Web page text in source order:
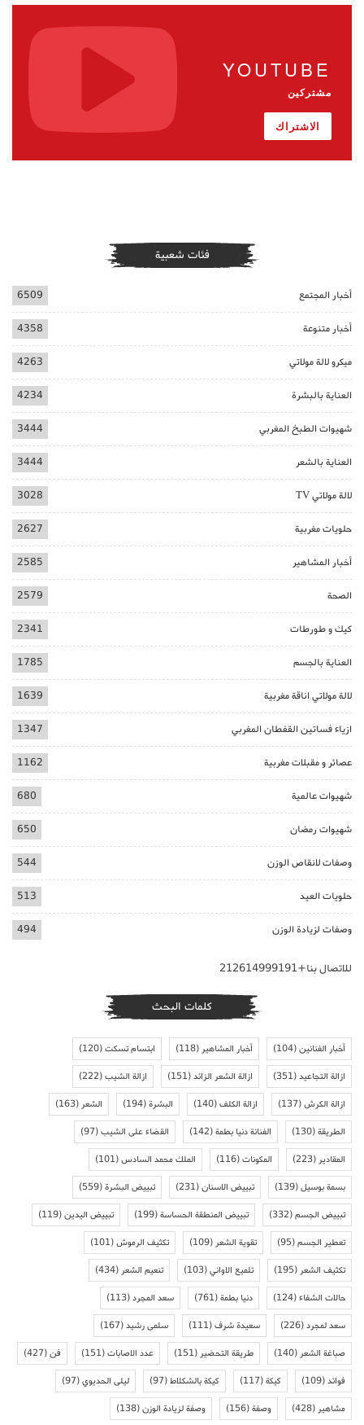
YOUTUBE
مشتركين
الاشتراك
فئات شعبية
أخبار المجتمع 6509
أخبار متنوعة 4358
ميكرو لالة مولاتي 4263
العناية بالبشرة 4234
شهيوات الطبخ المغربي 3444
العناية بالشعر 3444
لالة مولاتي TV 3028
حلويات مغربية 2627
أخبار المشاهير 2585
الصحة 2579
كيك و طورطات 2341
العناية بالجسم 1785
لالة مولاتي اناقة مغربية 1639
ازياء فساتين القفطان المغربي 1347
عصائر و مقبلات مغربية 1162
شهيوات عالمية 680
شهيوات رمضان 650
وصفات لانقاص الوزن 544
حلويات العيد 513
وصفات لزيادة الوزن 494
للاتصال بنا+212614999191
كلمات البحث
أخبار الفنانين(104) أخبار المشاهير(118) ابتسام تسكت(120)
ازالة التجاعيد(351) ازالة الشعر الزائد(151) ازالة الشيب(222)
ازالة الكرش(137) ازالة الكلف(140) البشرة(194) الشعر(163)
الطريقة(130) الفنانة دنيا بطمة(142) القضاء على الشيب(97)
المقادير(223) المكونات(116) الملك محمد السادس(101)
بسمة بوسيل(139) تبييض الاسنان(231) تبييض البشرة(559)
تبييض الجسم(332) تبييض المنطقة الحساسة(199) تبييض اليدين(119)
تعطير الجسم(95) تقوية الشعر(109) تكثيف الرموش(101)
تكثيف الشعر(195) تلميع الاواني(103) تنعيم الشعر(434)
حالات الشفاء(124) دنيا بطمة(761) سعد المجرد(113)
سعد لمجرد(226) سعيدة شرف(111) سلمى رشيد(167)
صباغة الشعر(140) طريقة التحضير(151) عدد الاصابات(151) فن(427)
فوائد(109) كيكة(117) كيكة بالشكلاط(97) ليلى الحديوي(97)
مشاهير(428) وصفة(156) وصفة لزيادة الوزن(138)